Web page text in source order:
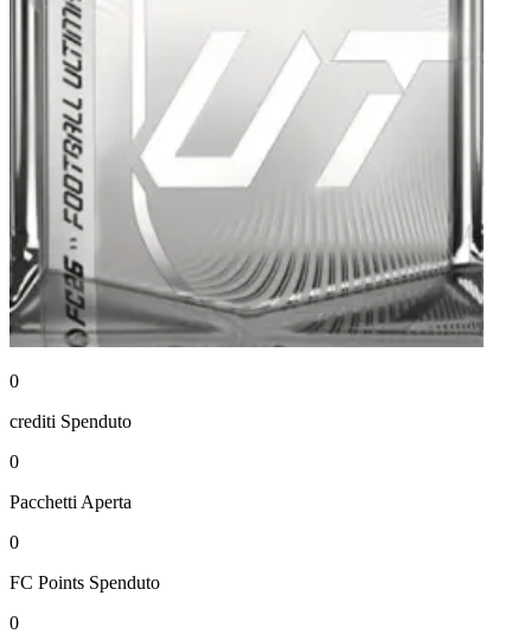
0
crediti Spenduto
0
Pacchetti Aperta
0
FC Points Spenduto
0